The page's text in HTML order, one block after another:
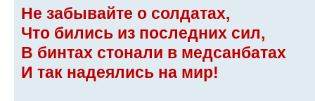
Не забывайте о солдатах,
Что бились из последних сил,
В бинтах стонали в медсанбатах
И так надеялись на мир!